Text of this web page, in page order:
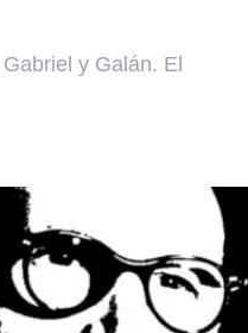
y Galán. El